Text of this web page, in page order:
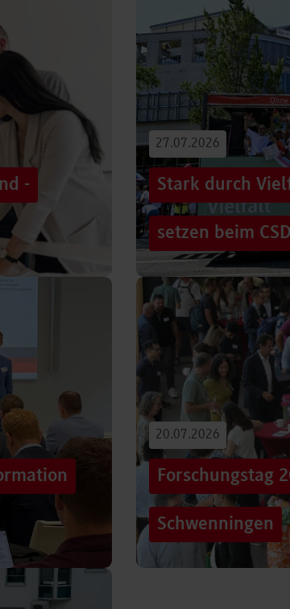
-
27.07.2026
Stark durch
setzen beim
Hunderttausende
Stuttgarter Innenstadt.
Truck, eine große…
Beitrag lesen
Märkte
verändern?
20.07.2026
Forschungstag
Schwenningen
Grenzen überschreiten